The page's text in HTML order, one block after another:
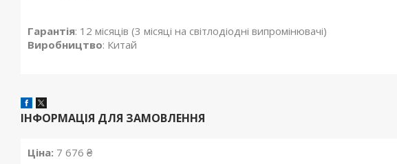
Гарантія: 12 місяців (3 місяці на світлодіодні випромінювачі)
Виробництво: Китай
ІНФОРМАЦІЯ ДЛЯ ЗАМОВЛЕННЯ
Ціна: 7 676 ₴